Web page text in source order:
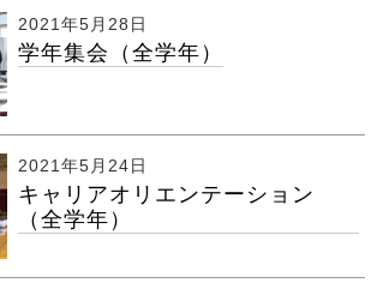
2021年5月28日
学年集会（全学年）
2021年5月24日
キャリアオリエンテーション
（全学年）